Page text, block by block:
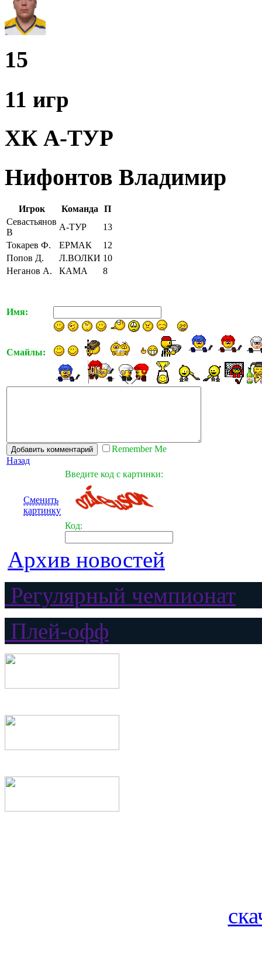
15
11 игр
ХК А-ТУР
Нифонтов Владимир
Игрок Команда
П
Севастьянов
В
А-ТУР
13
Токарев Ф.
ЕРМАК
12
Попов Д.
Л.ВОЛКИ 10
Неганов А.
КАМА 8
Имя:
Смайлы:
Remember Me
Назад
Сменить
картинку
Введите код с картинки:
Код:
Архив новостей
Регулярный чемпионат
Плей-офф